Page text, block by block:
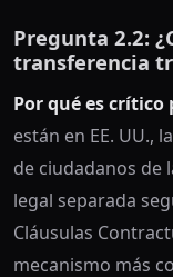
Pregunta 2.2:
transferencia
Por qué es crítico
están en EE. UU.,
de ciudadanos de
legal separada
Cláusulas
mecanismo más